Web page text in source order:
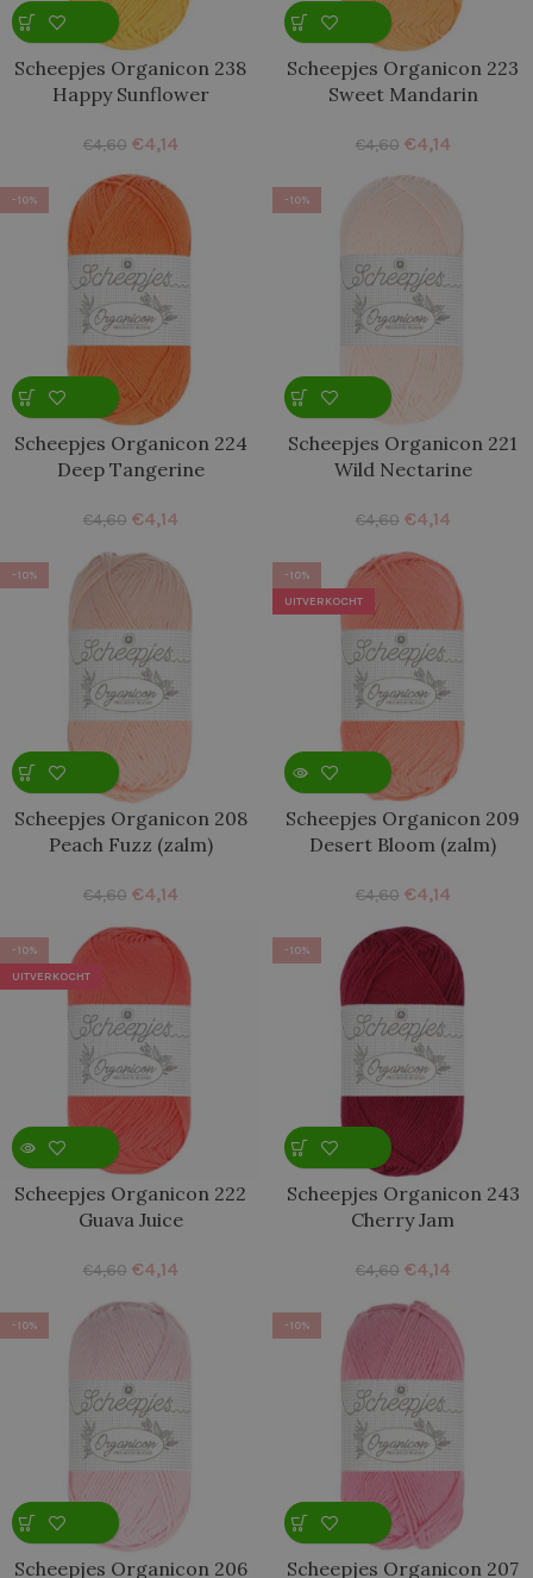
Scheepjes Organicon 238
Happy Sunflower
€4,60 €4,14
Scheepjes Organicon 223
Sweet Mandarin
€4,60 €4,14
-10%
Scheepjes Organicon 224
Deep Tangerine
€4,60 €4,14
-10%
Scheepjes Organicon 221
Wild Nectarine
€4,60 €4,14
-10%
Scheepjes Organicon 208
Peach Fuzz (zalm)
€4,60 €4,14
-10%
UITVERKOCHT
Scheepjes Organicon 209
Desert Bloom (zalm)
€4,60 €4,14
-10%
UITVERKOCHT
Scheepjes Organicon 222
Guava Juice
€4,60 €4,14
-10%
Scheepjes Organicon 243
Cherry Jam
€4,60 €4,14
-10%
Scheepjes Organicon 206
-10%
Scheepjes Organicon 207